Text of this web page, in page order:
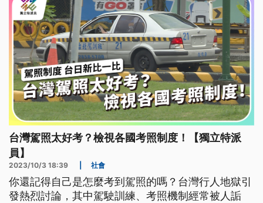
台灣駕照太好考？檢視各國考照制度！【獨立特派
員】
2023/10/3 18:39 社會
你還記得自己是怎麼考到駕照的嗎？台灣行人地獄引
發熱烈討論，其中駕駛訓練、考照機制經常被人詬